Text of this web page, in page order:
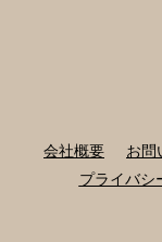
会社概要 お問
プライバシ